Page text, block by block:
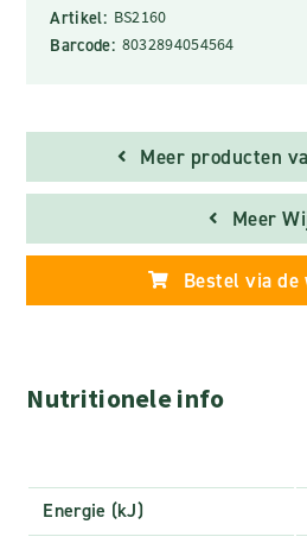
Artikel: BS2160
Barcode: 8032894054564
Meer producten
Meer
Bestel via de
Nutritionele info
Energie (kJ)